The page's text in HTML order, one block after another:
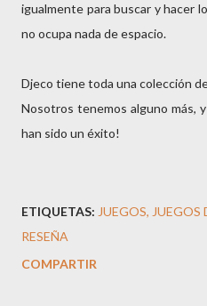
igualmente para buscar y hacer
no ocupa nada de espacio.
Djeco tiene toda una colección
Nosotros tenemos alguno más,
han sido un éxito!
ETIQUETAS: JUEGOS JUEGOS
RESEÑA
COMPARTIR